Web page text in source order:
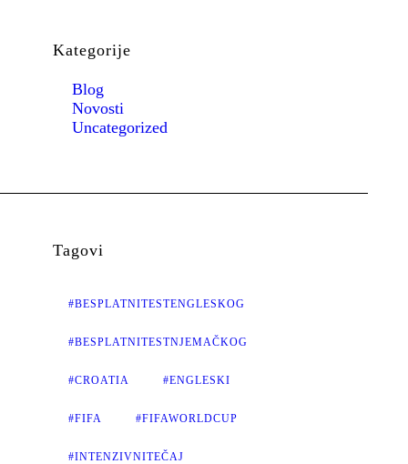
Kategorije
Blog
Novosti
Uncategorized
Tagovi
#BESPLATNITESTENGLESKOG
#BESPLATNITESTNJEMAČKOG
#CROATIA #ENGLESKI
#FIFA #FIFAWORLDCUP
#INTENZIVNITEČAJ